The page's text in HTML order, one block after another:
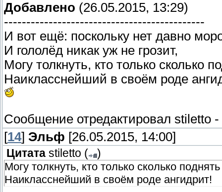
Добавлено (26.05.2015, 13:29)
---------------------------------------------
И вот ещё: поскольку нет давно
И гололёд никак уж не грозит,
Могу толкнуть, кто только сколько
Наикласснейший в своём роде
Сообщение отредактировал stiletto -
[14] Эльф [26.05.2015, 14:00]
Цитата stiletto (
)
Могу толкнуть, кто только сколько
Наикласснейший в своём роде ангидрит!